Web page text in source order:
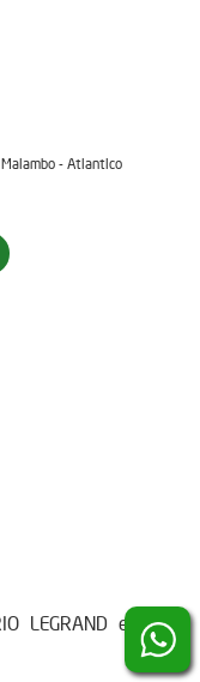
Malambo - Atlantico
LEGRAND en